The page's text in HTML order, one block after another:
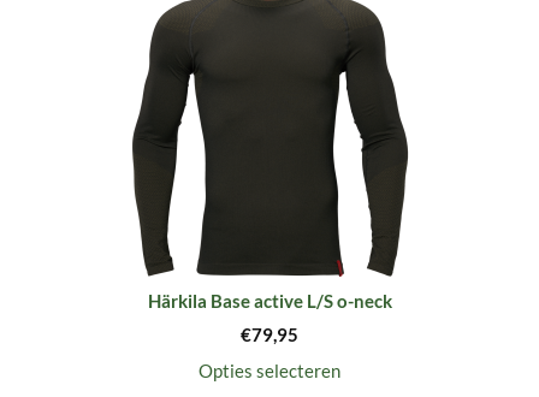
Härkila Base active L/S o-neck
€79,95
Opties selecteren